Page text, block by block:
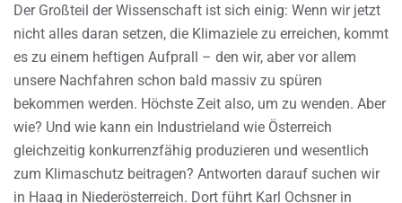
Der Großteil der Wissenschaft ist sich einig: Wenn wir jetzt
nicht alles daran setzen, die Klimaziele zu erreichen, kommt
es zu einem heftigen Aufprall – den wir, aber vor allem
unsere Nachfahren schon bald massiv zu spüren
bekommen werden. Höchste Zeit also, um zu wenden. Aber
wie? Und wie kann ein Industrieland wie Österreich
gleichzeitig konkurrenzfähig produzieren und wesentlich
zum Klimaschutz beitragen? Antworten darauf suchen wir
in Haag in Niederösterreich. Dort führt Karl Ochsner in